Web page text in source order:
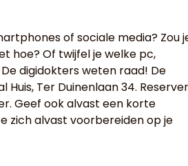
of sociale media? Zou
hoe? Of twijfel je welke pc,
digidokters weten raad! De
Ter Duinenlaan 34.
Geef ook alvast een korte
zich alvast voorbereiden op je